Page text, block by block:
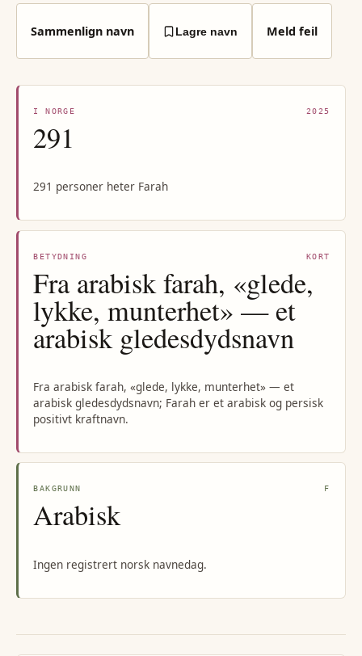
Sammenlign navn Lagre navn Meld feil
I NORGE 2025
291
291 personer heter Farah
BETYDNING KORT
Fra arabisk farah, «glede,
lykke, munterhet» — et
arabisk gledesdydsnavn
Fra arabisk farah, «glede, lykke, munterhet» — et
arabisk gledesdydsnavn; Farah er et arabisk og persisk
positivt kraftnavn.
BAKGRUNN F
Arabisk
Ingen registrert norsk navnedag.